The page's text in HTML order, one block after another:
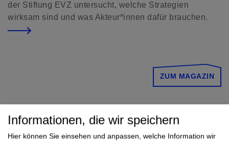
der Stiftung EVZ untersucht, welche Strategien
wirksam sind und was Akteur*innen dafür brauchen.
ZUM MAGAZIN
AKTEUR*INNEN
Informationen, die wir speichern
Hier können Sie einsehen und anpassen, welche Information wir